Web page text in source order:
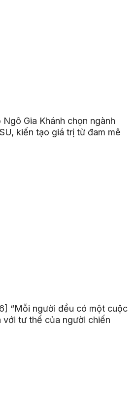
Gia Khánh chọn ngành
kiến tạo giá trị từ đam mê
“Mỗi người đều có một cuộc
với tư thế của người chiến